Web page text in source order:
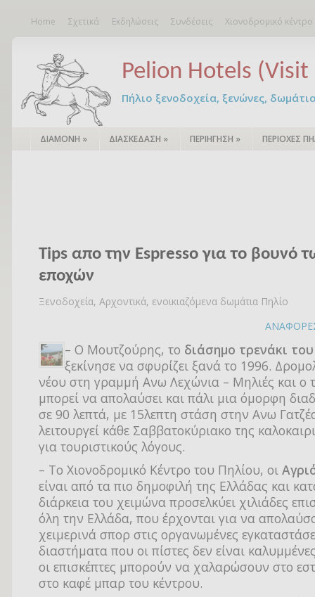
Home Σχετικά Εκδηλώσεις Συνδέσεις Χιονοδρομικό
Pelion Hotels (Visit
Πήλιο ξενοδοχεία, ξενώνες,
ΔΙΑΜΟΝΗ » ΔΙΑΣΚΕΔΑΣΗ » ΠΕΡΙΗΓΗΣΗ » ΠΕΡΙΟΧΕΣ
Tips απο την Espresso για το βουνό
εποχών
Ξενοδοχεία, Αρχοντικά, ενοικιαζόμενα δωμάτια Πηλίο
– Ο Μουτζούρης, το διάσημο τρενάκι
ξεκίνησε να σφυρίζει ξανά το 1996.
νέου στη γραμμή Ανω Λεχώνια – Μηλιές και ο
μπορεί να απολαύσει και πάλι μια όμορφη
σε 90 λεπτά, με 15λεπτη στάση στην Ανω
λειτουργεί κάθε Σαββατοκύριακο της
για τουριστικούς λόγους.
– Το Χιονοδρομικό Κέντρο του Πηλίου, οι
είναι από τα πιο δημοφιλή της Ελλάδας και
διάρκεια του χειμώνα προσελκύει χιλιάδες
όλη την Ελλάδα, που έρχονται για να
χειμερινά σπορ στις οργανωμένες
διαστήματα που οι πίστες δεν είναι
οι επισκέπτες μπορούν να χαλαρώσουν στο
στο καφέ μπαρ του κέντρου.